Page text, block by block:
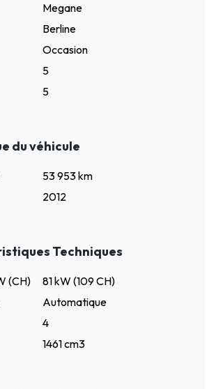
Megane
Berline
Occasion
5
5
du véhicule
53 953 km
2012
Techniques
(CH)
81 kW (109 CH)
Automatique
4
1461 cm3